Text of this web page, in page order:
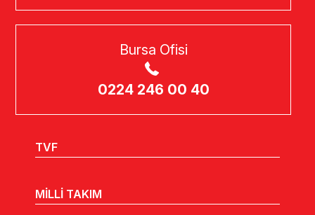
Bursa Ofisi
0224 246 00 40
TVF
MİLLİ TAKIM